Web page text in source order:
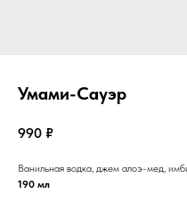
Умами-Сауэр
990 ₽
Ванильная водка, джем алоэ-мед,
190 мл